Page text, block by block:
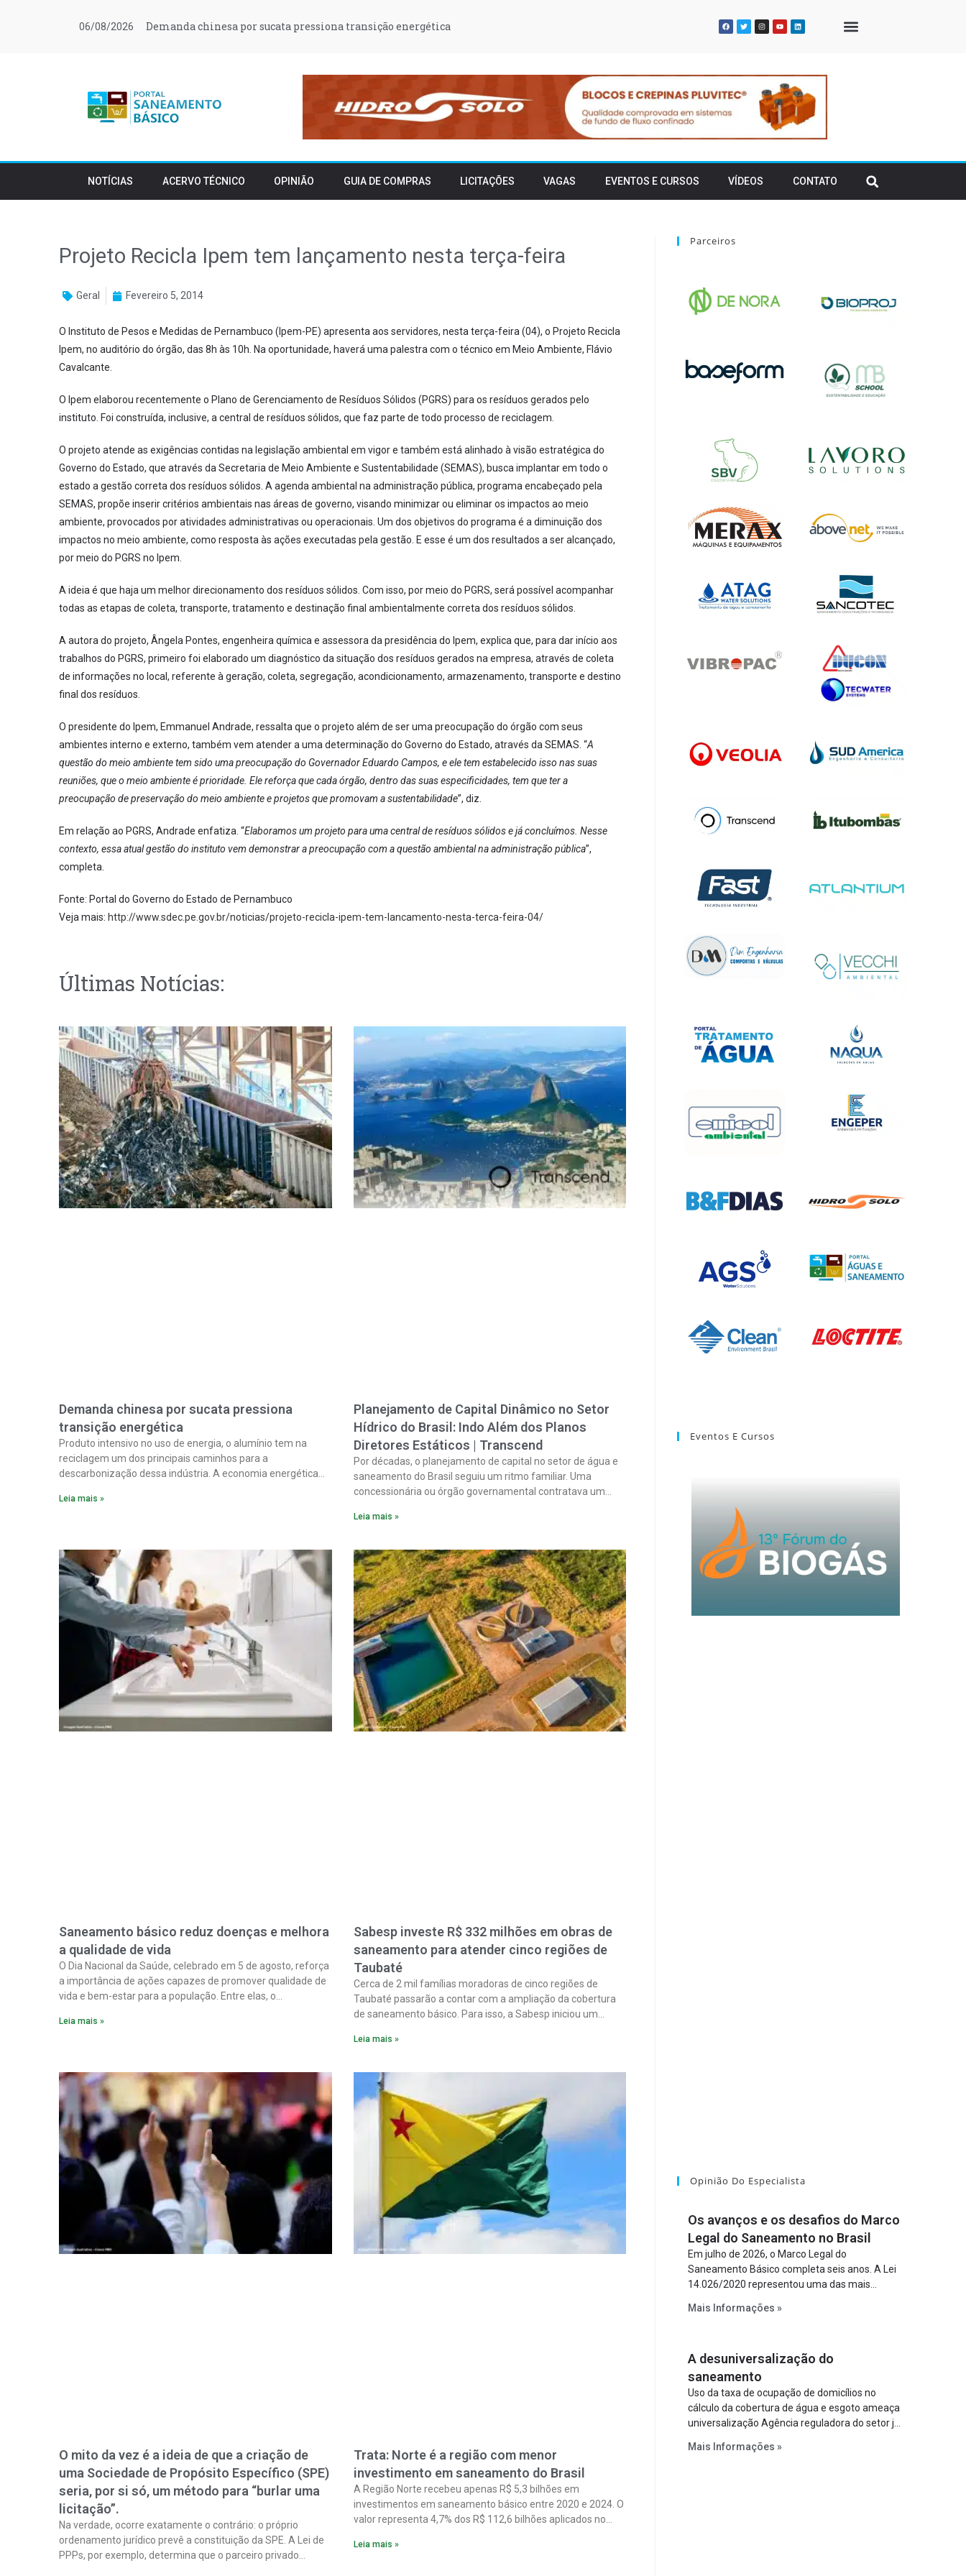
06/08/2026 Demanda chinesa por sucata pressiona transição energética
NOTÍCIAS ACERVO TÉCNICO OPINIÃO GUIA DE COMPRAS LICITAÇÕES VAGAS EVENTOS E CURSOS VÍDEOS CONTATO
Projeto Recicla Ipem tem lançamento nesta terça-feira
Geral Fevereiro 5, 2014
O Instituto de Pesos e Medidas de Pernambuco (Ipem-PE) apresenta aos servidores, nesta terça-feira (04), o Projeto Recicla
Ipem, no auditório do órgão, das 8h às 10h. Na oportunidade, haverá uma palestra com o técnico em Meio Ambiente, Flávio
Cavalcante.
O Ipem elaborou recentemente o Plano de Gerenciamento de Resíduos Sólidos (PGRS) para os resíduos gerados pelo
instituto. Foi construída, inclusive, a central de resíduos sólidos, que faz parte de todo processo de reciclagem.
O projeto atende as exigências contidas na legislação ambiental em vigor e também está alinhado à visão estratégica do
Governo do Estado, que através da Secretaria de Meio Ambiente e Sustentabilidade (SEMAS), busca implantar em todo o
estado a gestão correta dos resíduos sólidos. A agenda ambiental na administração pública, programa encabeçado pela
SEMAS, propõe inserir critérios ambientais nas áreas de governo, visando minimizar ou eliminar os impactos ao meio
ambiente, provocados por atividades administrativas ou operacionais. Um dos objetivos do programa é a diminuição dos
impactos no meio ambiente, como resposta às ações executadas pela gestão. E esse é um dos resultados a ser alcançado,
por meio do PGRS no Ipem.
A ideia é que haja um melhor direcionamento dos resíduos sólidos. Com isso, por meio do PGRS, será possível acompanhar
todas as etapas de coleta, transporte, tratamento e destinação final ambientalmente correta dos resíduos sólidos.
A autora do projeto, Ângela Pontes, engenheira química e assessora da presidência do Ipem, explica que, para dar início aos
trabalhos do PGRS, primeiro foi elaborado um diagnóstico da situação dos resíduos gerados na empresa, através de coleta
de informações no local, referente à geração, coleta, segregação, acondicionamento, armazenamento, transporte e destino
final dos resíduos.
O presidente do Ipem, Emmanuel Andrade, ressalta que o projeto além de ser uma preocupação do órgão com seus
ambientes interno e externo, também vem atender a uma determinação do Governo do Estado, através da SEMAS. “A
questão do meio ambiente tem sido uma preocupação do Governador Eduardo Campos, e ele tem estabelecido isso nas suas
reuniões, que o meio ambiente é prioridade. Ele reforça que cada órgão, dentro das suas especificidades, tem que ter a
preocupação de preservação do meio ambiente e projetos que promovam a sustentabilidade”, diz.
Em relação ao PGRS, Andrade enfatiza. “Elaboramos um projeto para uma central de resíduos sólidos e já concluímos. Nesse
contexto, essa atual gestão do instituto vem demonstrar a preocupação com a questão ambiental na administração pública”,
completa.
Fonte: Portal do Governo do Estado de Pernambuco
Veja mais: http://www.sdec.pe.gov.br/noticias/projeto-recicla-ipem-tem-lancamento-nesta-terca-feira-04/
Últimas Notícias:
Demanda chinesa por sucata pressiona
transição energética
Produto intensivo no uso de energia, o alumínio tem na
reciclagem um dos principais caminhos para a
descarbonização dessa indústria. A economia energética
material. A produção de um alumínio mais limpo, no
chinês pela matéria-prima.
Leia mais »
Planejamento de Capital Dinâmico no Setor
Hídrico do Brasil: Indo Além dos Planos
Diretores Estáticos | Transcend
Por décadas, o planejamento de capital no setor de água e
saneamento do Brasil seguiu um ritmo familiar. Uma
concessionária ou órgão governamental contratava um
Leia mais »
Saneamento básico reduz doenças e melhora
a qualidade de vida
O Dia Nacional da Saúde, celebrado em 5 de agosto, reforça
a importância de ações capazes de promover qualidade de
vida e bem-estar para a população. Entre elas, o
serviços de coleta e tratamento de esgoto contribui
Leia mais »
Sabesp investe R$ 332 milhões em obras de
saneamento para atender cinco regiões de
Taubaté
Cerca de 2 mil famílias moradoras de cinco regiões de
Taubaté passarão a contar com a ampliação da cobertura
de saneamento básico. Para isso, a Sabesp iniciou um
milhões.
Leia mais »
O mito da vez é a ideia de que a criação de
uma Sociedade de Propósito Específico (SPE)
seria, por si só, um método para “burlar uma
licitação”.
Na verdade, ocorre exatamente o contrário: o próprio
ordenamento jurídico prevê a constituição da SPE. A Lei de
PPPs, por exemplo, determina que o parceiro privado
Trata: Norte é a região com menor
investimento em saneamento do Brasil
A Região Norte recebeu apenas R$ 5,3 bilhões em
investimentos em saneamento básico entre 2020 e 2024. O
valor representa 4,7% dos R$ 112,6 bilhões aplicados no
Trata Brasil em parceria com a GO Associados.
Leia mais »
Parceiros
Eventos E Cursos
Opinião Do Especialista
Os avanços e os desafios do Marco
Legal do Saneamento no Brasil
Em julho de 2026, o Marco Legal do
Saneamento Básico completa seis anos. A Lei
14.026/2020 representou uma das mais
estabelecer metas claras para a
papel regulador da Agência Nacional de Águas
e Saneamento Básico (ANA) e criar
mecanismos voltados à segurança jurídica dos
contratos.
Mais Informações »
A desuniversalização do
saneamento
Uso da taxa de ocupação de domicílios no
cálculo da cobertura de água e esgoto ameaça
universalização Agência reguladora do setor já
de variável demográfica.
Mais Informações »